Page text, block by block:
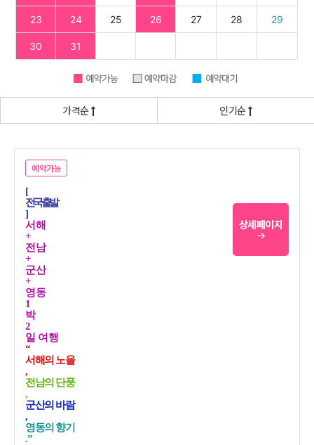
가격순 인기순
예약가능
[
전국출발
]
서해
+
전남
+
군산
+
영동
1
박
2
일 여행
“
서해의 노을
,
전남의 단풍
,
군산의 바람
,
영동의 향기
.”
상세페이지